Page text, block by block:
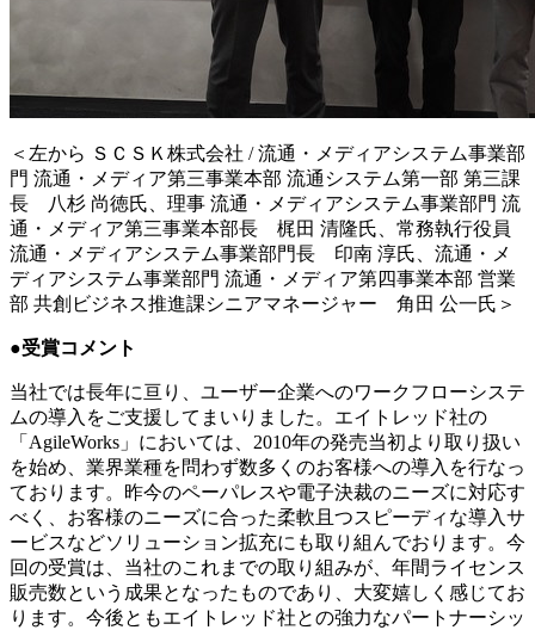
＜左から ＳＣＳＫ株式会社 / 流通・メディアシステム事業部
門 流通・メディア第三事業本部 流通システム第一部 第三課
長 八杉 尚徳氏、理事 流通・メディアシステム事業部門 流
通・メディア第三事業本部長 梶田 清隆氏、常務執行役員
流通・メディアシステム事業部門長 印南 淳氏、流通・メ
ディアシステム事業部門 流通・メディア第四事業本部 営業
部 共創ビジネス推進課シニアマネージャー 角田 公一氏＞
●受賞コメント
当社では長年に亘り、ユーザー企業へのワークフローシステ
ムの導入をご支援してまいりました。エイトレッド社の
「AgileWorks」においては、2010年の発売当初より取り扱い
を始め、業界業種を問わず数多くのお客様への導入を行なっ
ております。昨今のペーパレスや電子決裁のニーズに対応す
べく、お客様のニーズに合った柔軟且つスピーディな導入サ
ービスなどソリューション拡充にも取り組んでおります。今
回の受賞は、当社のこれまでの取り組みが、年間ライセンス
販売数という成果となったものであり、大変嬉しく感じてお
ります。今後ともエイトレッド社との強力なパートナーシッ